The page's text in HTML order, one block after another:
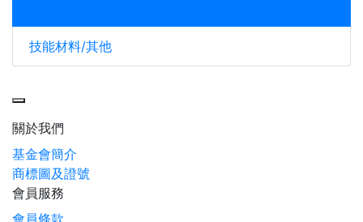
技能材料/其他
關於我們
基金會簡介
商標圖及證號
會員服務
會員條款